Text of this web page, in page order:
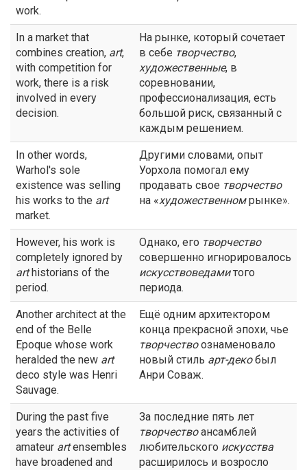
work.
In a market that
combines creation, art,
with competition for
work, there is a risk
involved in every
decision.
На рынке, который сочетает
в себе творчество,
художественные, в
соревновании,
профессионализация, есть
большой риск, связанный с
каждым решением.
In other words,
Warhol's sole
existence was selling
his works to the art
market.
Другими словами, опыт
Уорхола помогал ему
продавать свое творчество
на «художественномрынке».
However, his work is
completely ignored by
arthistorians of the
period.
Однако, его творчество
совершенно игнорировалось
искусствоведамитого
периода.
Another architect at the
end of the Belle
Epoque whose work
heralded the new art
deco style was Henri
Sauvage.
Ещё одним архитектором
конца прекрасной эпохи, чье
творчествоознаменовало
новый стиль арт-декобыл
Анри Соваж.
During the past five
years the activities of
amateur artensembles
have broadened and
За последние пять лет
творчествоансамблей
любительского искусства
расширилось и возросло